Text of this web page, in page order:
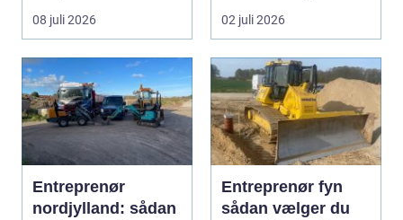
08 juli 2026
planlægnin...
02 juli 2026
Entreprenør
nordjylland: sådan
Entreprenør fyn
sådan vælger du